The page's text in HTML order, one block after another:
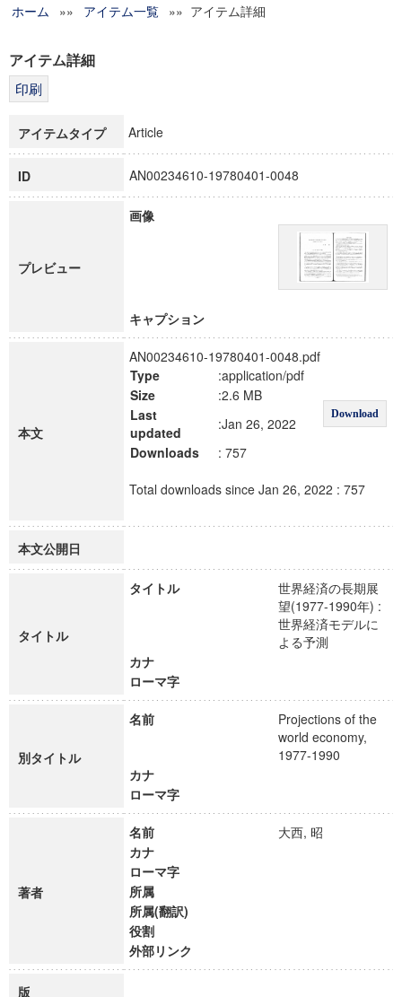
グローバルリサーチインスティテュート
科学研究費補助金研究成果報告書
博士課程教育リーディングプログラム「超成熟社会発展のサ
ホーム »» アイテム一覧 »» アイテム詳細
アイテム詳細
アイテムタイプ Article
ID AN00234610-19780401-0048
プレビュー
画像
キャプション
本文
AN00234610-19780401-0048.pdf
Type
:application/pdf
Download
Size
:2.6 MB
Last
updated
:Jan 26, 2022
Downloads
: 757
Total downloads since Jan 26, 2022 : 757
本文公開日
タイトル
タイトル
世界経済の長期展
望(1977-1990年) :
世界経済モデルに
よる予測
カナ
ローマ字
別タイトル
名前
Projections of the
world economy,
1977-1990
カナ
ローマ字
著者
名前
大西, 昭
カナ
ローマ字
所属
所属(翻訳)
役割
外部リンク
版